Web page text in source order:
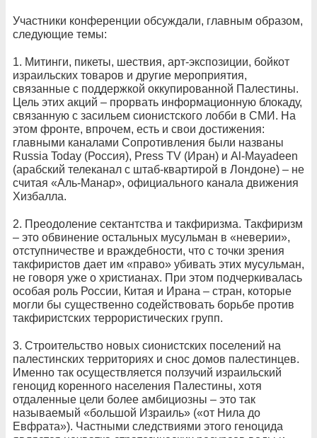
Участники конференции обсуждали, главным образом,
следующие темы:
1. Митинги, пикеты, шествия, арт-экспозиции, бойкот
израильских товаров и другие мероприятия,
связанные с поддержкой оккупированной Палестины.
Цель этих акций – прорвать информационную блокаду,
связанную с засильем сионистского лобби в СМИ. На
этом фронте, впрочем, есть и свои достижения:
главными каналами Сопротивления были названы
Russia Today (Россия), Press TV (Иран) и Al-Mayadeen
(арабский телеканал с штаб-квартирой в Лондоне) – не
считая «Аль-Манар», официального канала движения
Хизбалла.
2. Преодоление сектантства и такфиризма. Такфиризм
– это обвинение остальных мусульман в «неверии»,
отступничестве и враждебности, что с точки зрения
такфиристов дает им «право» убивать этих мусульман,
не говоря уже о христианах. При этом подчеркивалась
особая роль России, Китая и Ирана – стран, которые
могли бы существенно содействовать борьбе против
такфиристских террористических групп.
3. Строительство новых сионистских поселений на
палестинских территориях и снос домов палестинцев.
Именно так осуществляется ползучий израильский
геноцид коренного населения Палестины, хотя
отдаленные цели более амбициозны – это так
называемый «большой Израиль» («от Нила до
Евфрата»). Частными следствиями этого геноцида